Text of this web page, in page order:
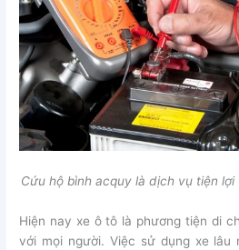
Cứu hộ bình acquy là dịch vụ tiện
Hiện nay xe ô tô là phương tiện di
với mọi người. Việc sử dụng xe lâu